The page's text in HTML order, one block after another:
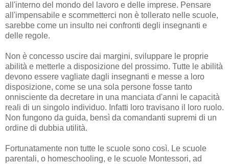
all'interno del mondo del lavoro e delle imprese. Pensare
all'impensabile e scommetterci non è tollerato nelle scuole,
sarebbe come un insulto nei confronti degli insegnanti e
delle regole.
Non è concesso uscire dai margini, sviluppare le proprie
abilità e metterle a disposizione del prossimo. Tutte le abilità
devono essere vagliate dagli insegnanti e messe a loro
disposizione, come se una sola persone fosse tanto
onnisciente da decretare in una manciata d'anni le capacità
reali di un singolo individuo. Infatti loro travisano il loro ruolo.
Non fungono da guida, bensì da comandanti supremi di un
ordine di dubbia utilità.
Fortunatamente non tutte le scuole sono così. Le scuole
parentali, o homeschooling, e le scuole Montessori, ad